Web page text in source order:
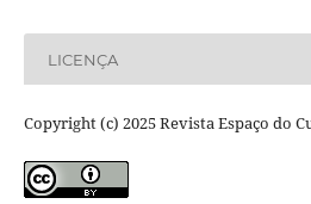
LICENÇA
Copyright (c) 2025 Revista Espaço do